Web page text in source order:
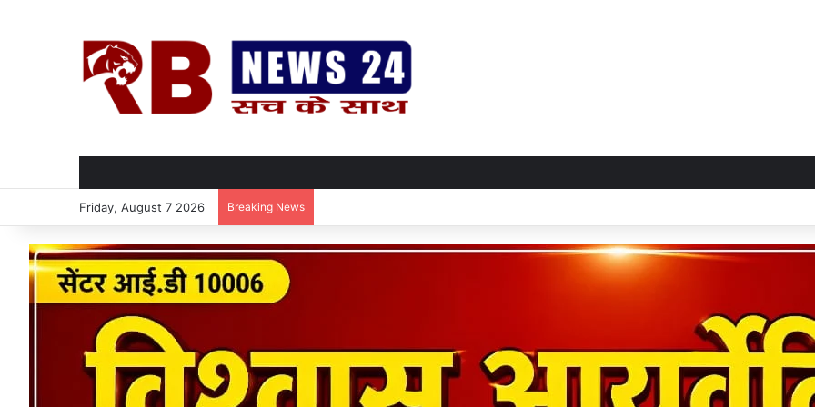
Friday, August 7 2026 Breaking News